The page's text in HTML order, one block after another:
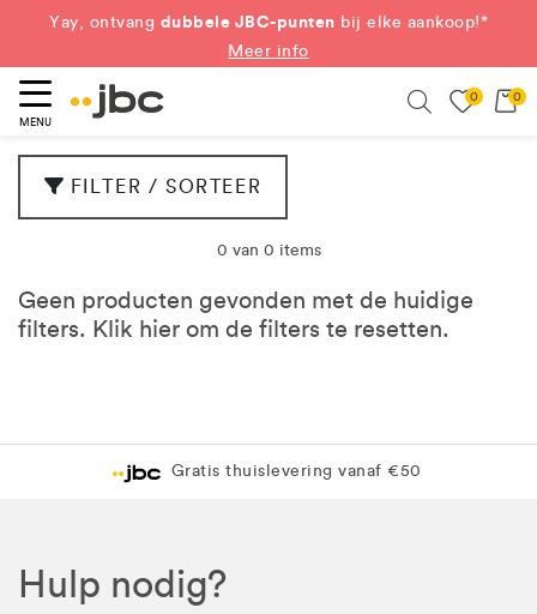
Yay, ontvang dubbele JBC-punten bij elke aankoop!*
Meer info
MENU
0 0
FILTER / SORTEER
0 van 0 items
Geen producten gevonden met de huidige
filters. Klik hier om de filters te resetten.
Gratis thuislevering vanaf €50
Hulp nodig?